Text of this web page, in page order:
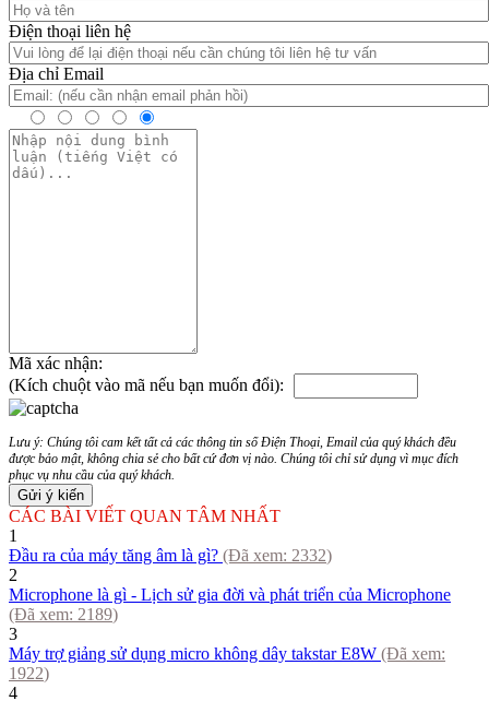
Điện thoại liên hệ
Địa chỉ Email
Mã xác nhận:
(Kích chuột vào mã nếu bạn muốn đổi):
Lưu ý: Chúng tôi cam kết tất cả các thông tin số Điện Thoại, Email của quý khách đều
được bảo mật, không chia sẻ cho bất cứ đơn vị nào. Chúng tôi chỉ sử dụng vì mục đích
phục vụ nhu cầu của quý khách.
CÁC BÀI VIẾT QUAN TÂM NHẤT
1
Đầu ra của máy tăng âm là gì? (Đã xem: 2332)
2
Microphone là gì - Lịch sử gia đời và phát triển của Microphone
(Đã xem: 2189)
3
Máy trợ giảng sử dụng micro không dây takstar E8W (Đã xem:
1922)
4